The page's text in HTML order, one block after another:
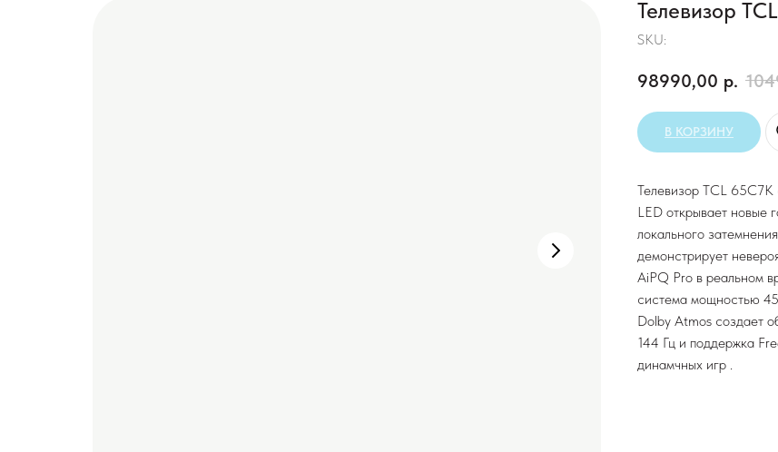
Телевизор
SKU:
98990,00 р.
В КОРЗИНУ
Телевизор TCL
LED открывает новые
локального
демонстрирует
AiPQ Pro в реальном
система мощностью
Dolby Atmos создает
144 Гц и поддержка
динамчных игр .